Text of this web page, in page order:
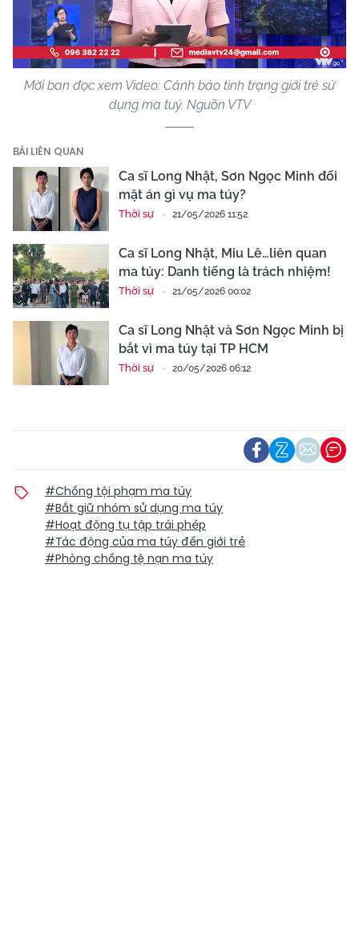
Video
Mời ban đọc xem Video: Cảnh báo tình trạng giới trẻ sử
dụng ma tuý. Nguồn VTV
BÀI LIÊN QUAN
Ca sĩ Long Nhật, Sơn Ngọc Minh đối
mặt án gì vụ ma túy?
Thời sự 21/05/2026 11:52
Ca sĩ Long Nhật, Miu Lê…liên quan
ma túy: Danh tiếng là trách nhiệm!
Thời sự 21/05/2026 00:02
Ca sĩ Long Nhật và Sơn Ngọc Minh bị
bắt vì ma túy tại TP HCM
Thời sự 20/05/2026 06:12
#Chống tội phạm ma túy
#Bắt giữ nhóm sử dụng ma túy
#Hoạt động tụ tập trái phép
#Tác động của ma túy đến giới trẻ
#Phòng chống tệ nạn ma túy